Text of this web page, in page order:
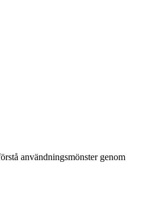
användningsmönster genom